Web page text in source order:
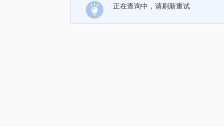
正在查询中，请刷新重试